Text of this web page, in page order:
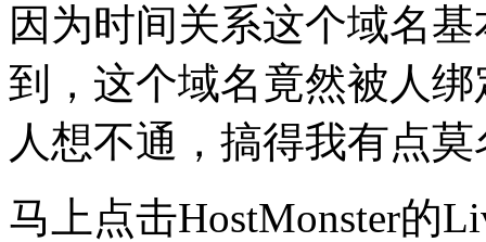
因为时间关系这个域名
到，这个域名竟然被人
人想不通，搞得我有点
马上点击HostMonster的